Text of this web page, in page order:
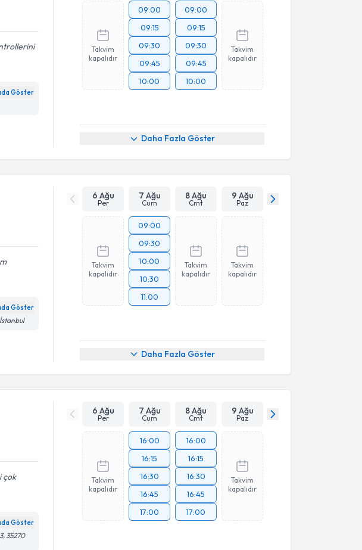
Göster
Takvim
kapalıdır
09:00
09:15
09:30
09:45
10:00
09:00
09:15
09:30
09:45
10:00
Takvim
kapalıdır
Daha Fazla Göster
Göster
6 Ağu
Per
7 Ağu
Cum
8 Ağu
Cmt
9 Ağu
Paz
Takvim
kapalıdır
09:00
09:30
10:00
10:30
11:00
Takvim
kapalıdır
Takvim
kapalıdır
Daha Fazla Göster
çok
Göster
35270
6 Ağu
Per
7 Ağu
Cum
8 Ağu
Cmt
9 Ağu
Paz
Takvim
kapalıdır
16:00
16:15
16:30
16:45
17:00
16:00
16:15
16:30
16:45
17:00
Takvim
kapalıdır